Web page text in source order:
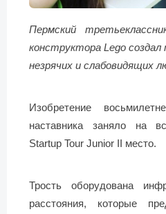
Пермский
конструктора Lego
незрячих и слабовидящих
Изобретение
наставника заняло на
Startup Tour Junior II место.
Трость оборудована
расстояния, которые